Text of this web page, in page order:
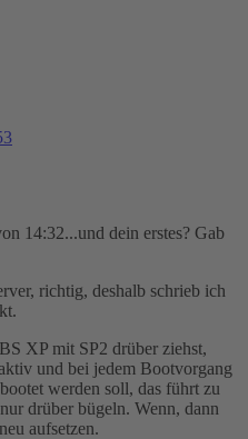
14:32...und dein erstes? Gab
richtig, deshalb schrieb ich
XP mit SP2 drüber ziehst,
und bei jedem Bootvorgang
werden soll, das führt zu
drüber bügeln. Wenn, dann
aufsetzen.